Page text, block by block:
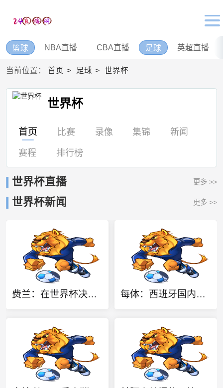
篮球 NBA直播 CBA直播 足球 英超直播
当前位置： 首页 足球 世界杯
世界杯
首页 比赛 录像 集锦 新闻
赛程 排行榜
世界杯直播 更多 >>
世界杯新闻 更多 >>
费兰：在世界杯决赛进球时，我感觉整个世界都静止了 每体：西班牙国内要求承办2030年世界杯决赛，等待国际足联会议